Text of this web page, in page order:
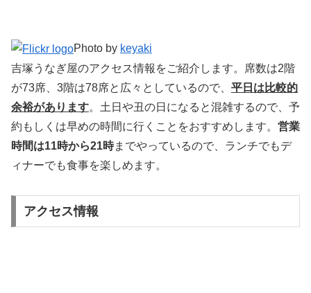
Photo by keyaki
吉塚うなぎ屋のアクセス情報をご紹介します。席数は2階
が73席、3階は78席と広々としているので、 平日は比較的
余裕があります。土日や丑の日になると混雑するので、予
約もしくは早めの時間に行くことをおすすめします。 営業
時間は11時から21時までやっているので、ランチでもデ
ィナーでも食事を楽しめます。
アクセス情報